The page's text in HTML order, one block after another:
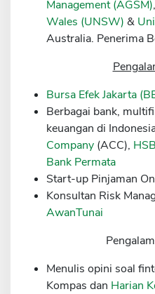
Bank Digital
Crypto
Exchange
Asuransi
Asuransi Jiwa
Asuransi Kesehatan
Asuransi Syariah
Management (AGSM),
Wales (UNSW) &
Australia. Penerima
Bursa Efek Jakarta
Berbagai bank,
keuangan di
Company (ACC),
Bank Permata
Start-up Pinjaman
Konsultan Risk
AwanTunai
Menulis opini soal
Kompas dan Harian